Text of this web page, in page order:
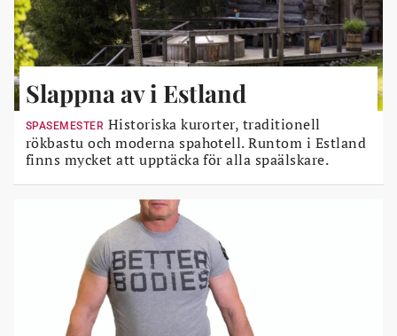
Slappna av i Estland
SPASEMESTER Historiska kurorter, traditionell
rökbastu och moderna spahotell. Runtom i Estland
finns mycket att upptäcka för alla spaälskare.